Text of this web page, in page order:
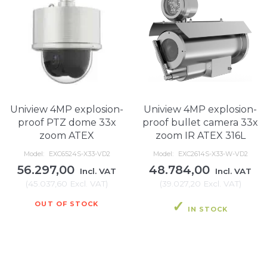
Uniview 4MP explosion-
proof PTZ dome 33x
zoom ATEX
Model: EXC6524S-X33-VD2
56.297,00
Incl. VAT
(45.037,60 Excl. VAT)
OUT OF STOCK
Uniview 4MP explosion-
proof bullet camera 33x
zoom IR ATEX 316L
Model: EXC2614S-X33-W-VD2
48.784,00
Incl. VAT
(39.027,20 Excl. VAT)
IN STOCK